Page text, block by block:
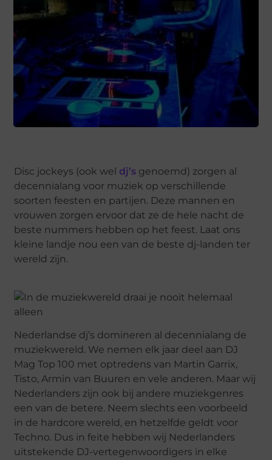
Disc jockeys (ook wel dj’s genoemd) zorgen al
decennialang voor muziek op verschillende
soorten feesten en partijen. Deze mannen en
vrouwen zorgen ervoor dat ze de hele nacht de
beste nummers hebben op het feest. Laat ons
kleine landje nou een van de beste dj-landen ter
wereld zijn.
Nederlandse dj’s domineren al decennialang de
muziekwereld. We nemen elk jaar deel aan DJ
Mag Top 100 met optredens van Martin Garrix,
Tisto, Armin van Buuren en vele anderen. Maar wij
Nederlanders zijn ook bij andere muziekgenres
een van de betere. Neem slechts een voorbeeld
in de hardcore wereld, en hetzelfde geldt voor
Techno. Dus in feite hebben wij Nederlanders
uitstekende DJ-vertegenwoordigers in elke